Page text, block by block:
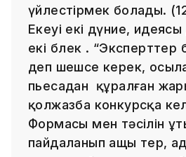
үйлестірмек болады.
Екеуі екі дүние,
екі бөлек .
деп шешсе керек,
пьесадан құралған
қолжазба конкурсқа
Формасы мен тәсілін
пайдаланып ащы тер,